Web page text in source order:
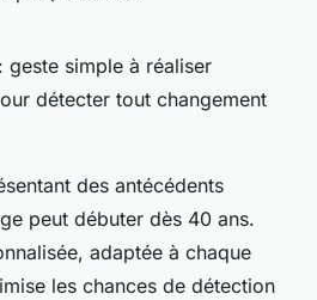
: geste simple à réaliser
détecter tout changement
des antécédents
peut débuter dès 40 ans.
adaptée à chaque
les chances de détection